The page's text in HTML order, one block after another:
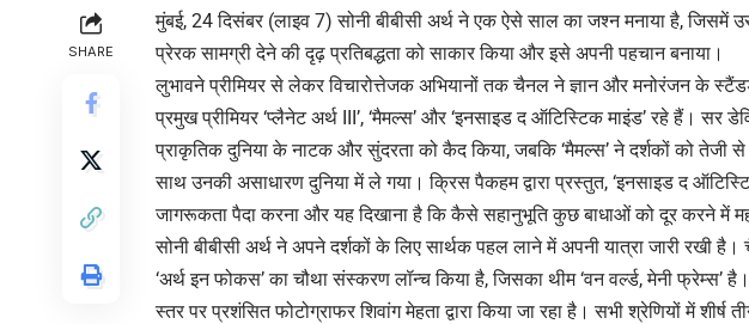
SHARE
मुंबई, 24 दिसंबर (लाइव 7) सोनी बीबीसी अर्थ ने एक ऐसे साल का जश्न मनाया है, जिसमें
प्रेरक सामग्री देने की दृढ़ प्रतिबद्धता को साकार किया और इसे अपनी पहचान बनाया।
लुभावने प्रीमियर से लेकर विचारोत्तेजक अभियानों तक चैनल ने ज्ञान और मनोरंजन के
प्रमुख प्रीमियर ‘प्लैनेट अर्थ III’, ‘मैमल्स’ और ‘इनसाइड द ऑटिस्टिक माइंड’ रहे हैं। सर
प्राकृतिक दुनिया के नाटक और सुंदरता को कैद किया, जबकि ‘मैमल्स’ ने दर्शकों को
साथ उनकी असाधारण दुनिया में ले गया। क्रिस पैकहम द्वारा प्रस्तुत, ‘इनसाइड द
जागरूकता पैदा करना और यह दिखाना है कि कैसे सहानुभूति कुछ बाधाओं को दूर करने में
सोनी बीबीसी अर्थ ने अपने दर्शकों के लिए सार्थक पहल लाने में अपनी यात्रा जारी रखी है।
‘अर्थ इन फोकस’ का चौथा संस्करण लॉन्च किया है, जिसका थीम ‘वन वर्ल्ड, मेनी फ्रेम्स’ है।
स्तर पर प्रशंसित फोटोग्राफर शिवांग मेहता द्वारा किया जा रहा है। सभी श्रेणियों में